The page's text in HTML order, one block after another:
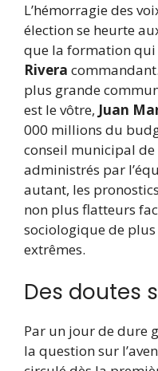
L’hémorragie des
élection se heurte
que la formation
Rivera
plus grande
est le vôtre, Juan
000 millions du
conseil municipal
administrés par
autant, les
non plus flatteurs
sociologique de
extrêmes.
Des doutes
Par un jour de dure
la question sur